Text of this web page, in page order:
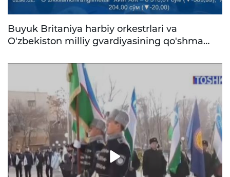
Buyuk Britaniya harbiy orkestrlari va
O'zbekiston milliy gvardiyasining qo'shma